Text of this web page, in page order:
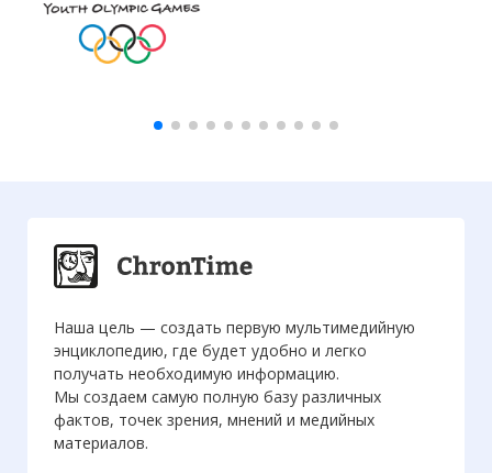
Наша цель — создать первую мультимедийную
энциклопедию, где будет удобно и легко
получать необходимую информацию.
Мы создаем самую полную базу различных
фактов, точек зрения, мнений и медийных
материалов.